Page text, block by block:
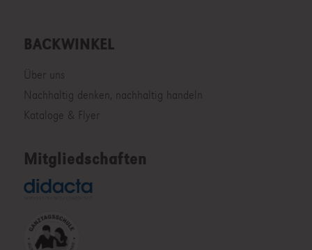
BACKWINKEL
Über uns
Nachhaltig denken, nachhaltig handeln
Kataloge & Flyer
Mitgliedschaften